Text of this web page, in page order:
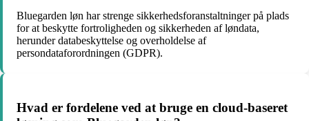
Bluegarden løn har strenge sikkerhedsforanstaltninger på plads
for at beskytte fortroligheden og sikkerheden af løndata,
herunder databeskyttelse og overholdelse af
persondataforordningen (GDPR).
Hvad er fordelene ved at bruge en cloud-baseret